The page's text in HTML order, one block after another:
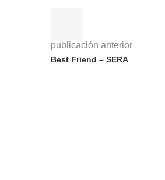
publicación anterior
Best Friend – SERA